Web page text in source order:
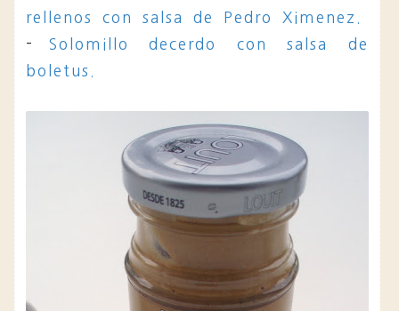
rellenos con salsa de Pedro Ximenez.
- Solomillo decerdo con salsa de
boletus.